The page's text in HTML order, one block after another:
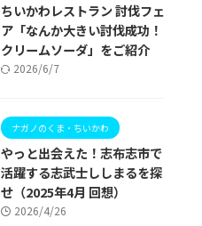
ちいかわレストラン 討伐フェ
ア「なんか大きい討伐成功！
クリームソーダ」をご紹介
2026/6/7
ナガノのくま・ちいかわ
やっと出会えた！志布志市で
活躍する志武士ししまるを探
せ（2025年4月 回想）
2026/4/26